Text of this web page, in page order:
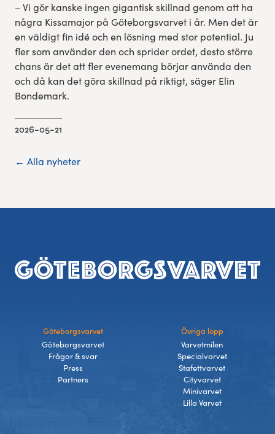
– Vi gör kanske ingen gigantisk skillnad genom att ha
några Kissamajor på Göteborgsvarvet i år. Men det är
en väldigt fin idé och en lösning med stor potential. Ju
fler som använder den och sprider ordet, desto större
chans är det att fler evenemang börjar använda den
och då kan det göra skillnad på riktigt, säger Elin
Bondemark.
2026-05-21
← Alla nyheter
Sidfot
Göteborgsvarvet
Göteborgsvarvet
Frågor & svar
Press
Partners
Övriga lopp
Varvetmilen
Specialvarvet
Stafettvarvet
Cityvarvet
Minivarvet
Lilla Varvet